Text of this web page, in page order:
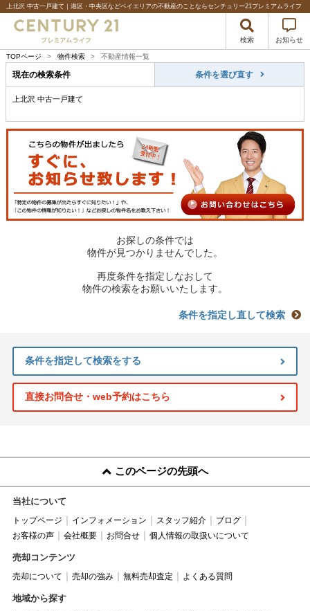
上北沢 中古一戸建て｜港区・中央区などベイエリアの不動産のことならセンチュリー21プレミアムライフ
検索 お知らせ
TOPページ > 物件検索 > 不動産情報一覧
現在の検索条件 条件を選び直す
上北沢 中古一戸建て
お探しの条件では
物件が見つかりませんでした。
再度条件を指定しなおして
物件の検索をお願いいたします。
条件を指定し直して検索
条件を指定して検索をする
直接お問合せ・web予約はこちら
このページの先頭へ
当社について
トップページ インフォメーション スタッフ紹介
ブログ
お客様の声
会社概要 お問合せ 個人情報の取扱いについて
売却コンテンツ
売却について 売却の強み 無料売却査定 よくある質問
地域から探す